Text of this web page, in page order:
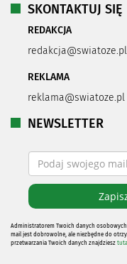
SKONTAKTUJ SIĘ
REDAKCJA
redakcja@swiatoze.pl
REKLAMA
reklama@swiatoze.pl
NEWSLETTER
Administratorem Twoich danych osobowych
mail jest dobrowolne, ale niezbędne do
przetwarzania Twoich danych znajdziesz